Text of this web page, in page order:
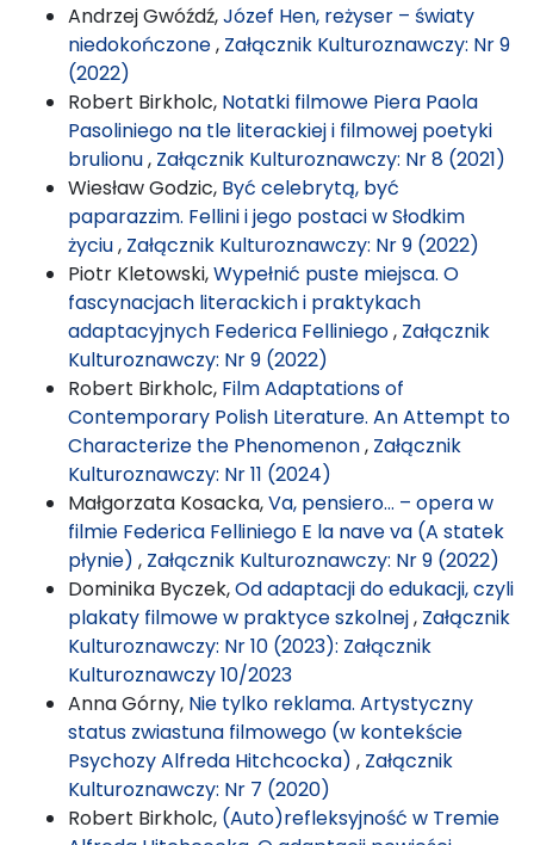
Andrzej Gwóźdź,Józef Hen, reżyser – światy
niedokończone, Załącznik Kulturoznawczy: Nr 9
(2022)
Robert Birkholc, Notatki filmowe Piera Paola
Pasoliniego na tle literackiej i filmowej poetyki
brulionu, Załącznik Kulturoznawczy: Nr 8 (2021)
Wiesław Godzic, Być celebrytą, być
paparazzim. Fellini i jego postaci w Słodkim
życiu, Załącznik Kulturoznawczy: Nr 9 (2022)
Piotr Kletowski,Wypełnić puste miejsca. O
fascynacjach literackich i praktykach
adaptacyjnych Federica Felliniego, Załącznik
Kulturoznawczy: Nr 9 (2022)
Robert Birkholc, Film Adaptations of
Contemporary Polish Literature. An Attempt to
Characterize the Phenomenon, Załącznik
Kulturoznawczy: Nr 11 (2024)
Małgorzata Kosacka,Va, pensiero… – opera w
filmie Federica Felliniego E la nave va (A statek
płynie) , Załącznik Kulturoznawczy: Nr 9 (2022)
Dominika Byczek,Od adaptacji do edukacji, czyli
plakaty filmowe w praktyce szkolnej, Załącznik
Kulturoznawczy: Nr 10 (2023): Załącznik
Kulturoznawczy 10/2023
Anna Górny, Nie tylko reklama. Artystyczny
status zwiastuna filmowego (w kontekście
Psychozy Alfreda Hitchcocka) , Załącznik
Kulturoznawczy: Nr 7 (2020)
Robert Birkholc, (Auto)refleksyjność w Tremie